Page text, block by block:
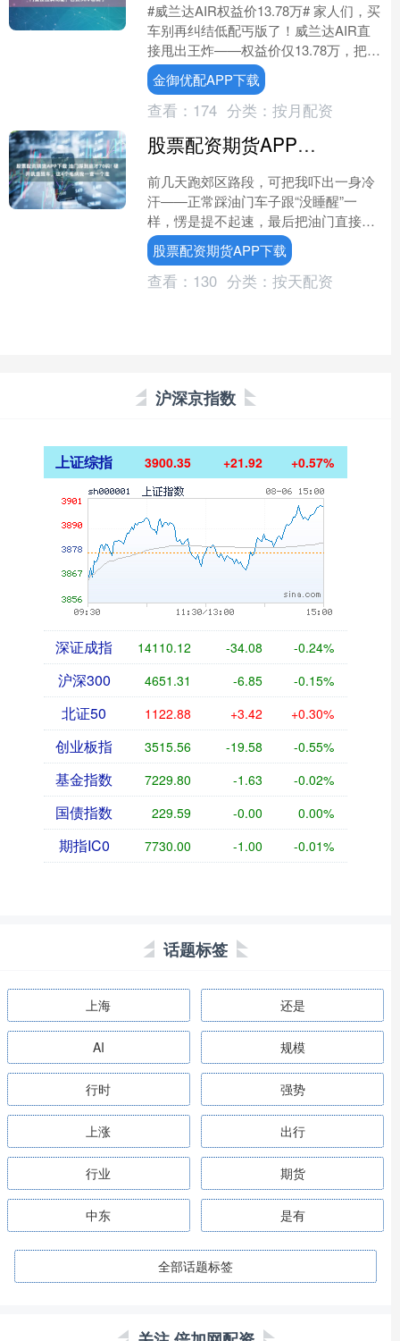
#威兰达AIR权益价13.78万# 家人们，买
车别再纠结低配丐版了！威兰达AIR直
接甩出王炸——权益价仅13.78万，把合
资SUV的性价比焊死在天花板！ 这次
真....
金御优配APP下载
查看： 174 分类： 按月配资
股票配资期货APP下载 油门踩到底才70码! 硬开就是毁车，这4个毛病我一查一个准
前几天跑郊区路段，可把我吓出一身冷
汗——正常踩油门车子跟“没睡醒”一
样，愣是提不起速，最后把油门直接踩
到底，仪表盘才勉强爬到70多码，发动
机吼得震天响，车速却纹....
股票配资期货APP下载
查看： 130 分类： 按天配资
沪深京指数
上证综指 3900.35 +21.92 +0.57%
深证成指 14110.12 -34.08 -0.24%
沪深300 4651.31 -6.85 -0.15%
北证50 1122.88 +3.42 +0.30%
创业板指 3515.56 -19.58 -0.55%
基金指数 7229.80 -1.63 -0.02%
国债指数 229.59 -0.00 0.00%
期指IC0 7730.00 -1.00 -0.01%
话题标签
上海 还是
AI 规模
行时 强势
上涨 出行
行业 期货
中东 是有
全部话题标签